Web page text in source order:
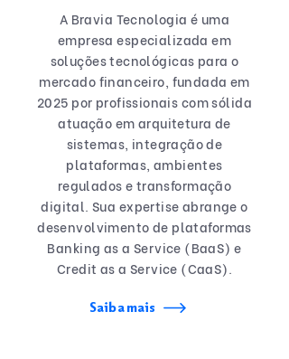
A Bravia Tecnologia é uma
empresa especializada em
soluções tecnológicas para o
mercado financeiro, fundada em
2025 por profissionais com sólida
atuação em arquitetura de
sistemas, integração de
plataformas, ambientes
regulados e transformação
digital. Sua expertise abrange o
desenvolvimento de plataformas
Banking as a Service (BaaS) e
Credit as a Service (CaaS).
Saiba mais